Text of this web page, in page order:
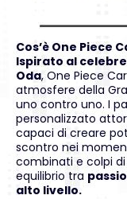
Cos’è One Piece
Ispirato al
Oda, One Piece
atmosfere della
uno contro uno. I
personalizzato
capaci di creare
scontro nei
combinati e colpi
equilibrio tra
alto livello.